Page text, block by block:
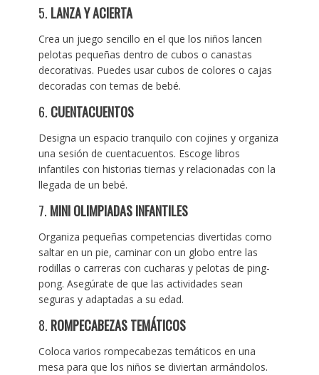
5. LANZA Y ACIERTA
Crea un juego sencillo en el que los niños lancen
pelotas pequeñas dentro de cubos o canastas
decorativas. Puedes usar cubos de colores o cajas
decoradas con temas de bebé.
6. CUENTACUENTOS
Designa un espacio tranquilo con cojines y organiza
una sesión de cuentacuentos. Escoge libros
infantiles con historias tiernas y relacionadas con la
llegada de un bebé.
7. MINI OLIMPIADAS INFANTILES
Organiza pequeñas competencias divertidas como
saltar en un pie, caminar con un globo entre las
rodillas o carreras con cucharas y pelotas de ping-
pong. Asegúrate de que las actividades sean
seguras y adaptadas a su edad.
8. ROMPECABEZAS TEMÁTICOS
Coloca varios rompecabezas temáticos en una
mesa para que los niños se diviertan armándolos.